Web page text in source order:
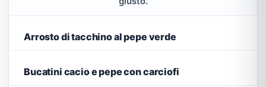
Arrosto di tacchino al pepe verde
Bucatini cacio e pepe con carciofi